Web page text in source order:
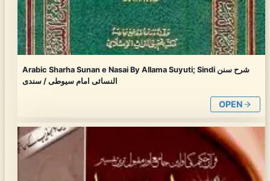
Arabic Sharha Sunan e Nasai By Allama Suyuti; Sindi شرح سنن
النسائی امام سیوطی / سندی
OPEN